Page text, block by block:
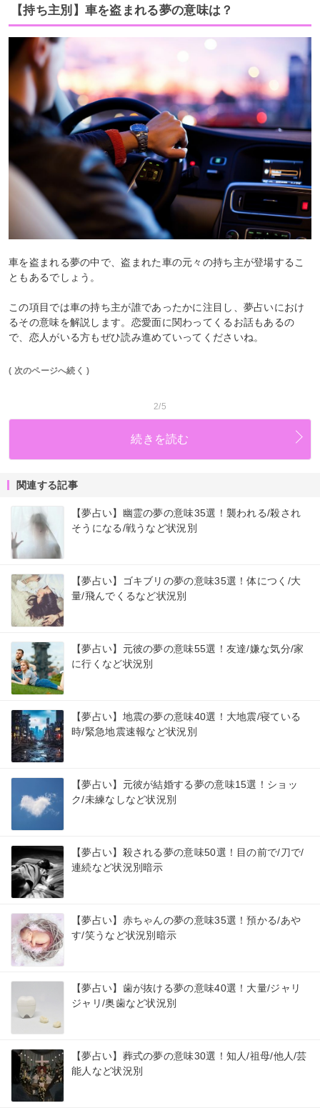
【持ち主別】車を盗まれる夢の意味は？
車を盗まれる夢の中で、盗まれた車の元々の持ち主が登場するこ
ともあるでしょう。
この項目では車の持ち主が誰であったかに注目し、夢占いにおけ
るその意味を解説します。恋愛面に関わってくるお話もあるの
で、恋人がいる方もぜひ読み進めていってくださいね。
( 次のページへ続く )
2/5
続きを読む
関連する記事
【夢占い】幽霊の夢の意味35選！襲われる/殺され
そうになる/戦うなど状況別
【夢占い】ゴキブリの夢の意味35選！体につく/大
量/飛んでくるなど状況別
【夢占い】元彼の夢の意味55選！友達/嫌な気分/家
に行くなど状況別
【夢占い】地震の夢の意味40選！大地震/寝ている
時/緊急地震速報など状況別
【夢占い】元彼が結婚する夢の意味15選！ショッ
ク/未練なしなど状況別
【夢占い】殺される夢の意味50選！目の前で/刀で/
連続など状況別暗示
【夢占い】赤ちゃんの夢の意味35選！預かる/あや
す/笑うなど状況別暗示
【夢占い】歯が抜ける夢の意味40選！大量/ジャリ
ジャリ/奥歯など状況別
【夢占い】葬式の夢の意味30選！知人/祖母/他人/芸
能人など状況別